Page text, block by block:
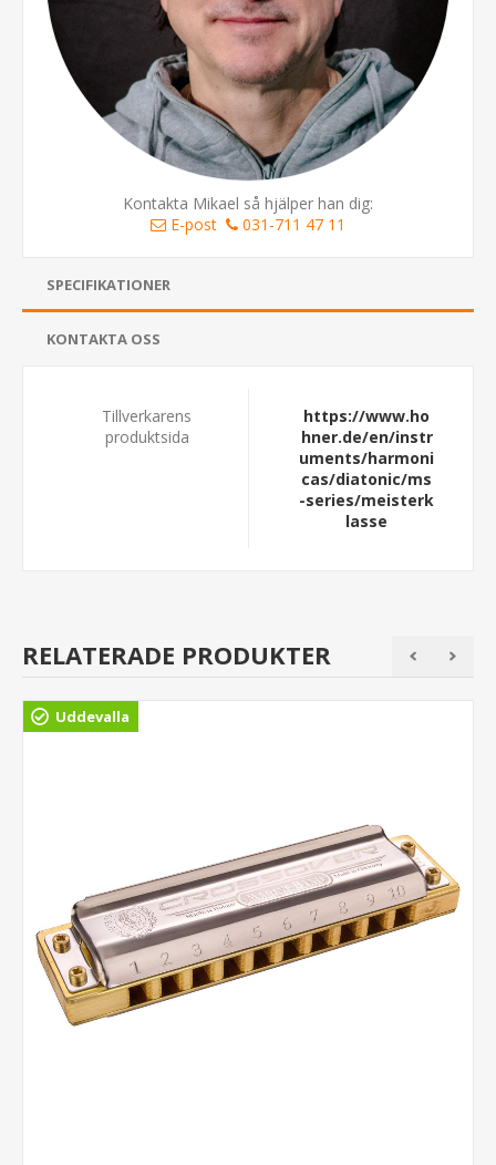
Kontakta Mikael så hjälper han dig:
E-post
031-711 47 11
SPECIFIKATIONER
KONTAKTA OSS
Tillverkarens
produktsida
https://www.ho
hner.de/en/instr
uments/harmoni
cas/diatonic/ms
-series/meisterk
lasse
RELATERADE PRODUKTER
Uddevalla